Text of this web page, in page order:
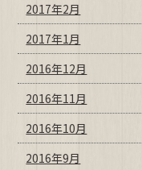
2017年2月
2017年1月
2016年12月
2016年11月
2016年10月
2016年9月